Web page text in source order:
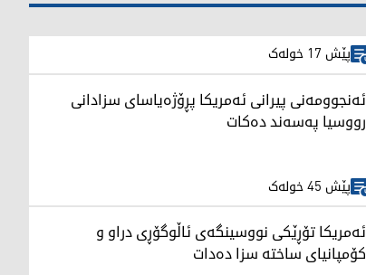
پێش 17 خولەک
ئەنجوومەنی پیرانی ئەمریکا پڕۆژەیاسای سزادانی
رووسیا په‌سه‌ند ده‌كات
پێش 45 خولەک
ئەمریکا تۆڕێکی نووسینگەی ئاڵوگۆڕی دراو و
کۆمپانیای ساختە سزا دەدات